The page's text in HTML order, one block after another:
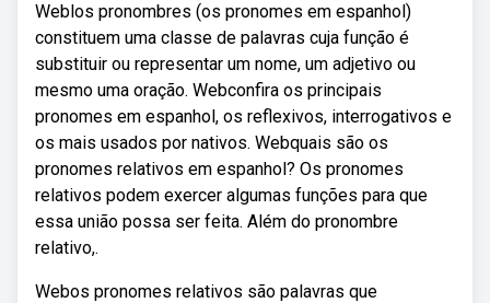
Weblos pronombres (os pronomes em espanhol)
constituem uma classe de palavras cuja função é
substituir ou representar um nome, um adjetivo ou
mesmo uma oração. Webconfira os principais
pronomes em espanhol, os reflexivos, interrogativos e
os mais usados por nativos. Webquais são os
pronomes relativos em espanhol? Os pronomes
relativos podem exercer algumas funções para que
essa união possa ser feita. Além do pronombre
relativo,.
Webos pronomes relativos são palavras que